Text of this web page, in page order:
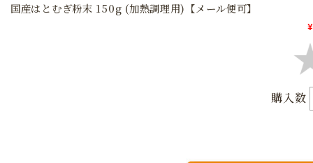
国産はとむぎ粉末 150g (加熱調理用)【メール便可】
購入数